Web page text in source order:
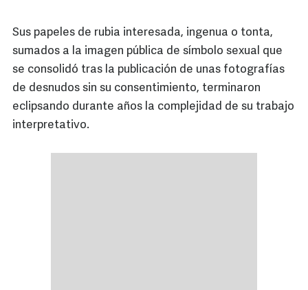
Sus papeles de rubia interesada, ingenua o tonta,
sumados a la imagen pública de símbolo sexual que
se consolidó tras la publicación de unas fotografías
de desnudos sin su consentimiento, terminaron
eclipsando durante años la complejidad de su trabajo
interpretativo.